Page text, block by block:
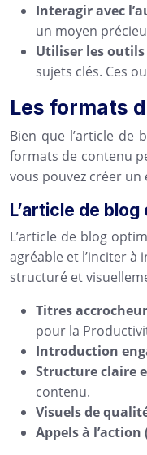
Interagir avec
un moyen
Utiliser les outils
sujets clés. Ces
Les formats
Bien que l’article de
formats de contenu
vous pouvez créer
L’article de
L’article de blog
agréable et l’inciter
structuré et
Titres
pour la
Introduction
Structure claire
contenu.
Visuels de
Appels à l’action